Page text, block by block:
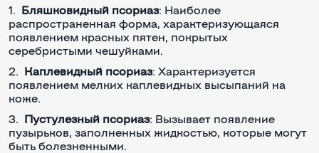
Бляшковидный псориаз: Наиболее
распространенная форма, характеризующаяся
появлением красных пятен, покрытых
серебристыми чешуйками.
Каплевидный псориаз: Характеризуется
появлением мелких каплевидных высыпаний на
коже.
Пустулезный псориаз: Вызывает появление
пузырьков, заполненных жидкостью, которые могут
быть болезненными.